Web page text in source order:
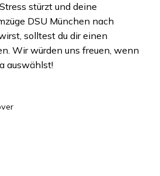
stürzt und deine
DSU München nach
solltest du dir einen
Wir würden uns freuen, wenn
auswählst!